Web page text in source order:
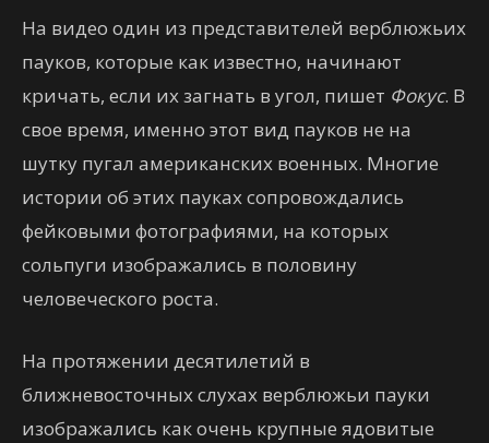
На видео один из представителей верблюжьих
пауков, которые как известно, начинают
кричать, если их загнать в угол, пишет Фокус. В
свое время, именно этот вид пауков не на
шутку пугал американских военных. Многие
истории об этих пауках сопровождались
фейковыми фотографиями, на которых
сольпуги изображались в половину
человеческого роста.
На протяжении десятилетий в
ближневосточных слухах верблюжьи пауки
изображались как очень крупные ядовитые